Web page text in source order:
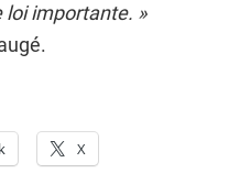
importante. »
X